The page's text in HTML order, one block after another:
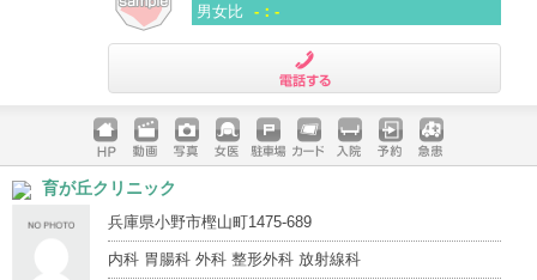
男女比 -：-
ホームペ
ージ
動画 写真 女医 駐車場
クレジッ
入院 予約 急患
育が丘クリニック
兵庫県小野市樫山町1475-689
内科 胃腸科 外科 整形外科 放射線科